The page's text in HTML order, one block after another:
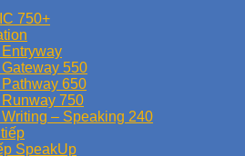
750+
550
650
750
– Speaking 240
SpeakUp